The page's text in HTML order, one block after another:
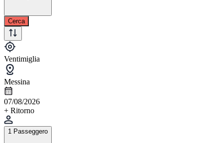
Cerca
Ventimiglia
Messina
07/08/2026
+ Ritorno
1 Passeggero